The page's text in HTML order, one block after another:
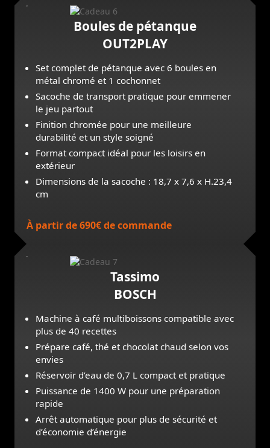
Boules de pétanque
OUT2PLAY
Set complet de pétanque avec 6 boules en
métal chromé et 1 cochonnet
Sacoche de transport pratique pour emmener
le jeu partout
Finition chromée pour une meilleure
durabilité et un style soigné
Format compact idéal pour les loisirs en
extérieur
Dimensions de la sacoche : 18,7 x 7,6 x H.23,4
cm
À partir de 690€ de commande
Tassimo
BOSCH
Machine à café multiboissons compatible avec
plus de 40 recettes
Prépare café, thé et chocolat chaud selon vos
envies
Réservoir d’eau de 0,7 L compact et pratique
Puissance de 1400 W pour une préparation
rapide
Arrêt automatique pour plus de sécurité et
d’économie d’énergie